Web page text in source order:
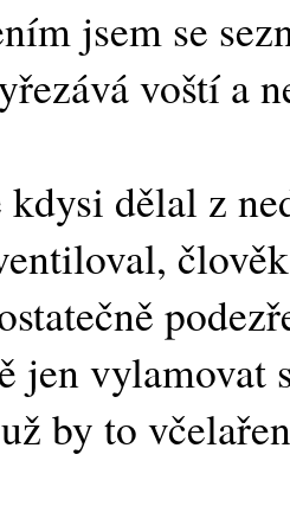
jsem se
voští a
dělal z
jen vylamovat
by to